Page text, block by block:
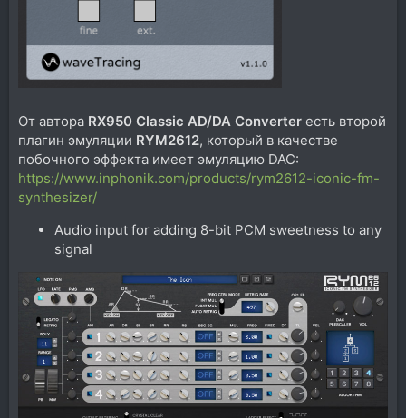
От автора RX950 Classic AD/DA Converter есть второй
плагин эмуляции RYM2612, который в качестве
побочного эффекта имеет эмуляцию DAC:
https://www.inphonik.com/products/rym2612-iconic-fm-
synthesizer/
Audio input for adding 8-bit PCM sweetness to any
signal